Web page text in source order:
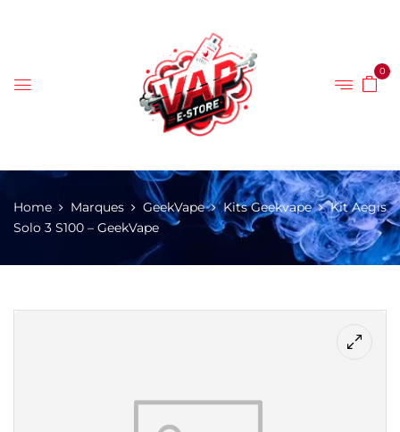
0
Home Marques GeekVape Kits Geekvape
Kit Aegis
Solo 3 S100 – GeekVape